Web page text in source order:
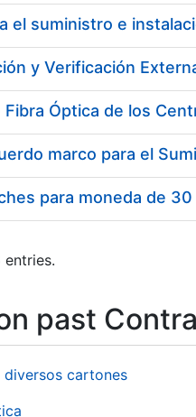
el suministro e
para moneda de 30
past
diversos cartones